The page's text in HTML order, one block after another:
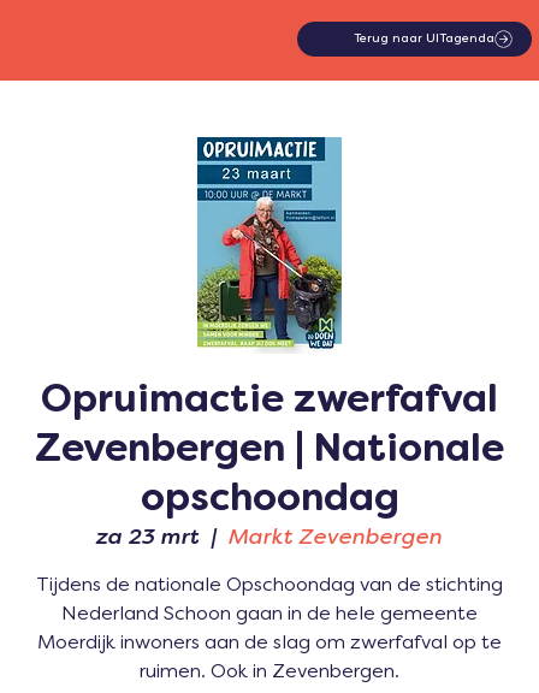
Terug naar UITagenda
Opruimactie zwerfafval
Zevenbergen | Nationale
opschoondag
za 23 mrt
  |
Markt Zevenbergen
Tijdens de nationale Opschoondag van de stichting
Nederland Schoon gaan in de hele gemeente
Moerdijk inwoners aan de slag om zwerfafval op te
ruimen. Ook in Zevenbergen.